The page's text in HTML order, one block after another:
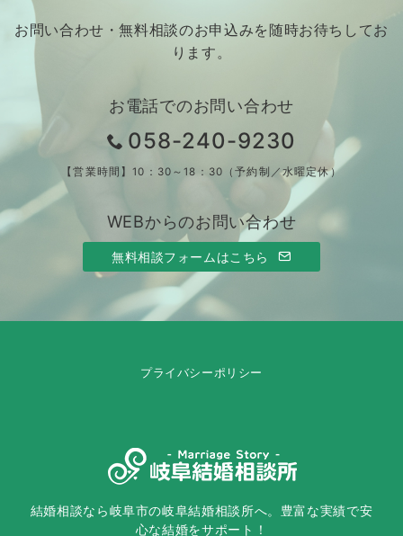
お問い合わせ・無料相談のお申込みを随時お待ちしてお
ります。
お電話でのお問い合わせ
058-240-9230
【営業時間】10：30～18：30（予約制／水曜定休）
WEBからのお問い合わせ
無料相談フォームはこちら
プライバシーポリシー
結婚相談なら岐阜市の岐阜結婚相談所へ。豊富な実績で安
心な結婚をサポート！